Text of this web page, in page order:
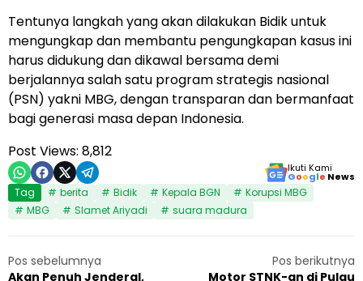
Tentunya langkah yang akan dilakukan Bidik untuk
mengungkap dan membantu pengungkapan kasus ini
harus didukung dan dikawal bersama demi
berjalannya salah satu program strategis nasional
(PSN) yakni MBG, dengan transparan dan bermanfaat
bagi generasi masa depan Indonesia.
Post Views: 8,812
Ikuti Kami
Google News
Tag berita Bidik Kepala BGN
Korupsi MBG
MBG
Slamet Ariyadi suara madura
Pos sebelumnya
Akan Penuh Jenderal,
Pos berikutnya
Motor STNK-an di Pulau